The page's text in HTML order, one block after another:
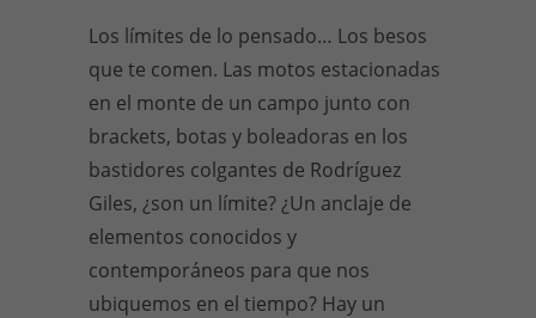
Los límites de lo pensado… Los besos
que te comen. Las motos estacionadas
en el monte de un campo junto con
brackets, botas y boleadoras en los
bastidores colgantes de Rodríguez
Giles, ¿son un límite? ¿Un anclaje de
elementos conocidos y
contemporáneos para que nos
ubiquemos en el tiempo? Hay un